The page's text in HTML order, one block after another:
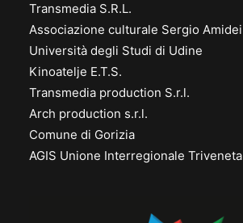
Transmedia S.R.L.
Associazione culturale Sergio Amidei
Università degli Studi di Udine
Kinoatelje E.T.S.
Transmedia production S.r.l.
Arch production s.r.l.
Comune di Gorizia
AGIS Unione Interregionale Triveneta